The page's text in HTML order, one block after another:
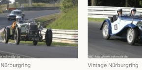
Vintage Nürburgring